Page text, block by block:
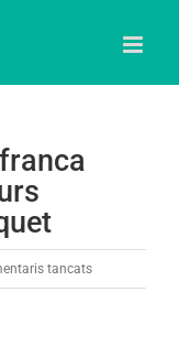
tancatsa